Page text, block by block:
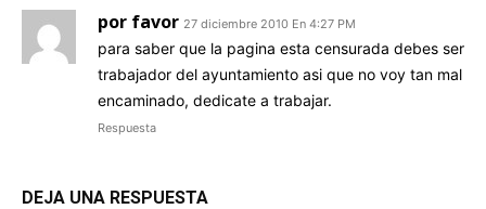
por favor 27 diciembre 2010 En 4:27 PM
para saber que la pagina esta censurada debes ser
trabajador del ayuntamiento asi que no voy tan mal
encaminado, dedicate a trabajar.
Respuesta
DEJA UNA RESPUESTA